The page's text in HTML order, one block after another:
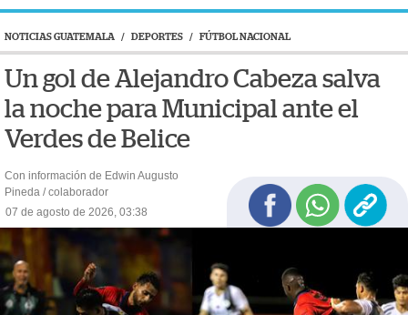
NOTICIAS GUATEMALA / DEPORTES / FÚTBOL NACIONAL
Un gol de Alejandro Cabeza salva
la noche para Municipal ante el
Verdes de Belice
Con información de Edwin Augusto
Pineda / colaborador
07 de agosto de 2026, 03:38